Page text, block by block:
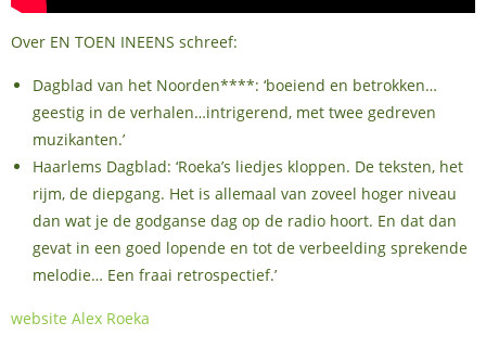
Over EN TOEN INEENS schreef:
Dagblad van het Noorden****: ‘boeiend en betrokken…
geestig in de verhalen…intrigerend, met twee gedreven
muzikanten.’
Haarlems Dagblad: ‘Roeka’s liedjes kloppen. De teksten, het
rijm, de diepgang. Het is allemaal van zoveel hoger niveau
dan wat je de godganse dag op de radio hoort. En dat dan
gevat in een goed lopende en tot de verbeelding sprekende
melodie… Een fraai retrospectief.’
website Alex Roeka